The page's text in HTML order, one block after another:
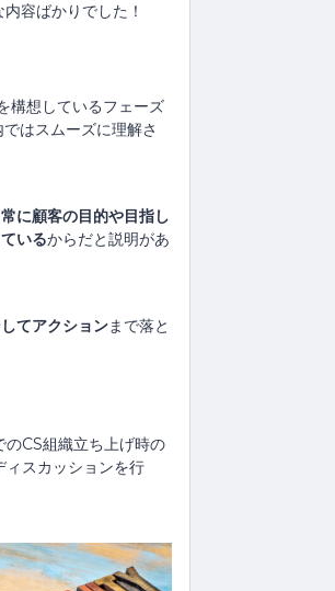
容ばかりでした！
構想しているフェーズ
はスムーズに理解さ
に顧客の目的や目指し
いるからだと説明があ
てアクションまで落と
CS組織立ち上げ時の
ィスカッションを行